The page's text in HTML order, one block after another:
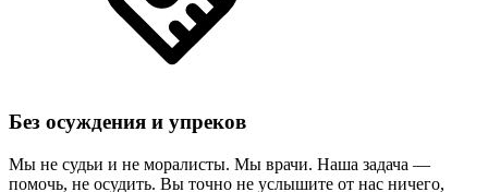
Без осуждения и упреков
Мы не судьи и не моралисты. Мы врачи. Наша задача —
помочь, не осудить. Вы точно не услышите от нас ничего,